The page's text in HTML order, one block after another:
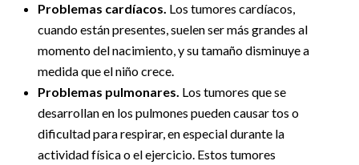
Problemas cardíacos. Los tumores cardíacos,
cuando están presentes, suelen ser más grandes al
momento del nacimiento, y su tamaño disminuye a
medida que el niño crece.
Problemas pulmonares. Los tumores que se
desarrollan en los pulmones pueden causar tos o
dificultad para respirar, en especial durante la
actividad física o el ejercicio. Estos tumores